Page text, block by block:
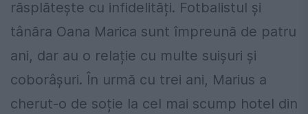
răsplătește cu infidelități. Fotbalistul și
tânăra Oana Marica sunt împreună de patru
ani, dar au o relație cu multe suișuri și
coborâșuri. În urmă cu trei ani, Marius a
cherut-o de soție la cel mai scump hotel din